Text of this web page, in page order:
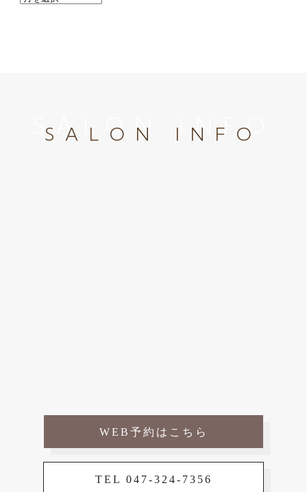
SALON INFO
SALON INFO
WEB予約はこちら
TEL 047-324-7356